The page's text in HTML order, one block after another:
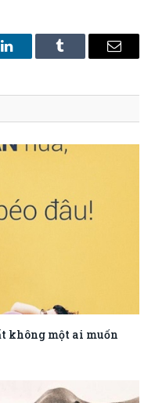
LinkedInTumblr Email
không một ai muốn